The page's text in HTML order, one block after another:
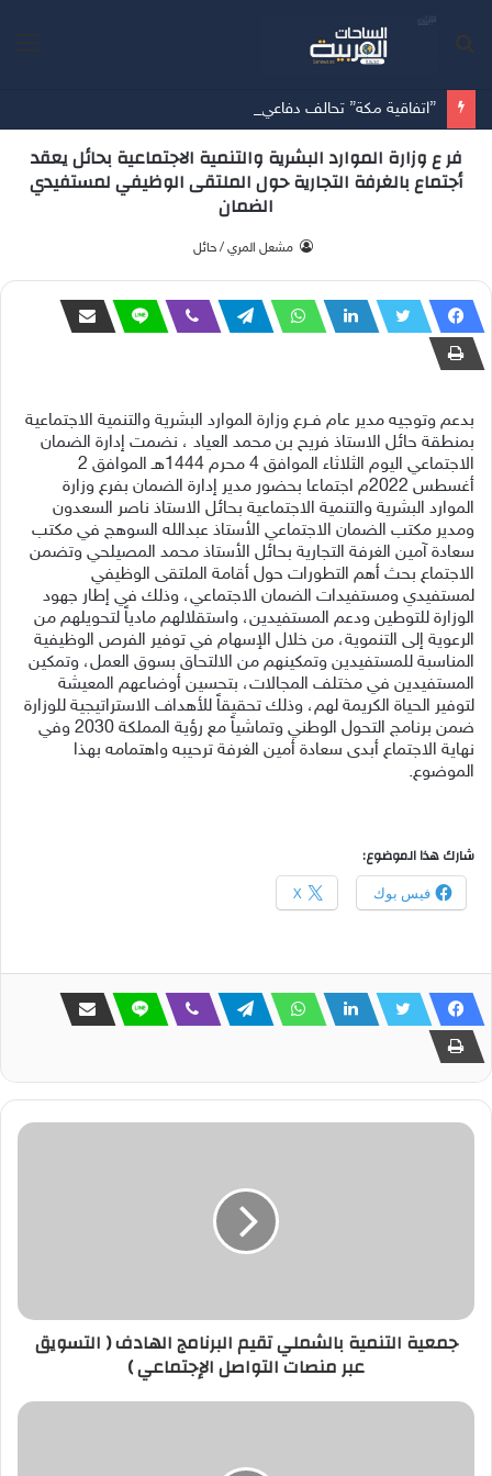
فر ع وزارة الموارد البشرية والتنمية الاجتماعية بحائل يعقد
أجتماع بالغرفة التجارية حول الملتقى الوظيفي لمستفيدي
الضمان
‫ مشعل المري / حائل
بدعم وتوجيه مدير عام فــرع وزارة الموارد البشرية والتنمية الاجتماعية
بمنطقة حائل الاستاذ فريح بن محمد العياد ، نضمت إدارة الضمان
الاجتماعي اليوم الثلاثاء الموافق 4 محرم 1444هـ الموافق 2
أغسطس 2022م اجتماعا بحضور مدير إدارة الضمان بفرع وزارة
الموارد البشرية والتنمية الاجتماعية بحائل الاستاذ ناصر السعدون
ومدير مكتب الضمان الاجتماعي الأستاذ عبدالله السوهج في مكتب
سعادة آمين الغرفة التجارية بحائل الأستاذ محمد المصيلحي وتضمن
الاجتماع بحث أهم التطورات حول أقامة الملتقى الوظيفي
لمستفيدي ومستفيدات الضمان الاجتماعي، وذلك في إطار جهود
الوزارة للتوطين ودعم المستفيدين، واستقلالهم مادياً لتحويلهم من
الرعوية إلى التنموية، من خلال الإسهام في توفير الفرص الوظيفية
المناسبة للمستفيدين وتمكينهم من الالتحاق بسوق العمل، وتمكين
المستفيدين في مختلف المجالات، بتحسين أوضاعهم المعيشة
لتوفير الحياة الكريمة لهم، وذلك تحقيقاً للأهداف الاستراتيجية للوزارة
ضمن برنامج التحول الوطني وتماشياً مع رؤية المملكة 2030 وفي
نهاية الاجتماع أبدى سعادة أمين الغرفة ترحيبه واهتمامه بهذا
الموضوع.
شارك هذا الموضوع:
فيس بوك X
جمعية التنمية بالشملي تقيم البرنامج الهادف ( التسويق
عبر منصات التواصل الإجتماعي )